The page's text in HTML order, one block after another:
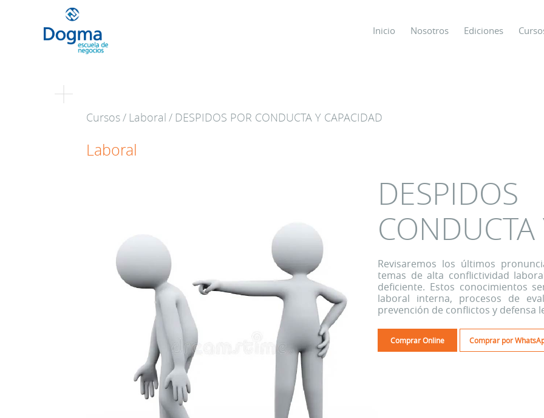
Inicio Nosotros Ediciones
Cursos/ Laboral / DESPIDOS POR CONDUCTA Y CAPACIDAD
Laboral
CONDUCTA
Revisaremos los últimos
temas de alta conflictividad
deficiente. Estos conocimientos
laboral interna, procesos de
prevención de conflictos y defensa
Comprar Online Comprar por
Más Cursos